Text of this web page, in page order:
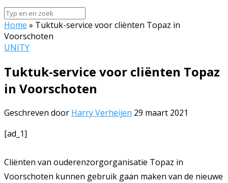
Home » Tuktuk-service voor cliënten Topaz in
Voorschoten
UNITY
Tuktuk-service voor cliënten Topaz
in Voorschoten
Geschreven door Harry Verheijen 29 maart 2021
[ad_1]
Cliënten van ouderenzorgorganisatie Topaz in
Voorschoten kunnen gebruik gaan maken van de nieuwe